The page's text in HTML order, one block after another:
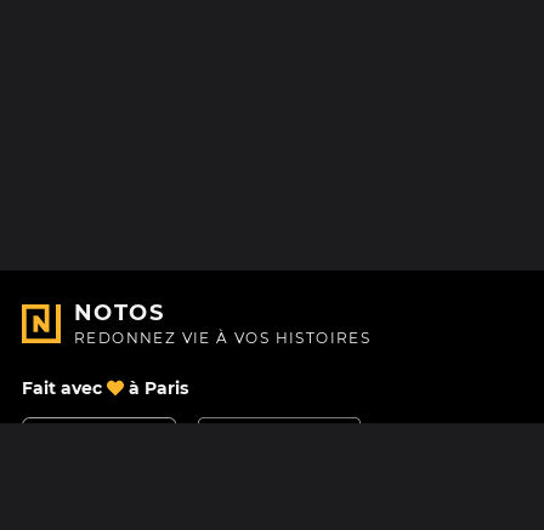
NOTOS
REDONNEZ VIE À VOS HISTOIRES
Fait avec à Paris